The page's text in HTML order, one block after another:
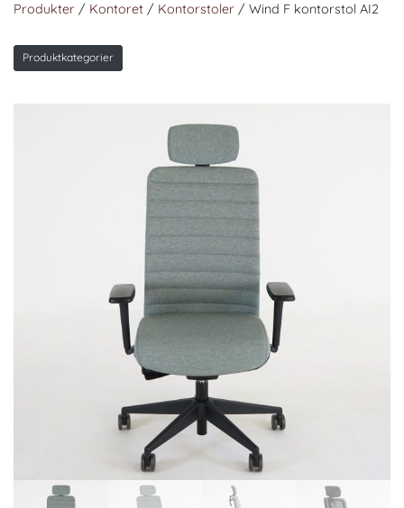
Produkter / Kontoret / Kontorstoler / Wind F kontorstol AI2
Produktkategorier